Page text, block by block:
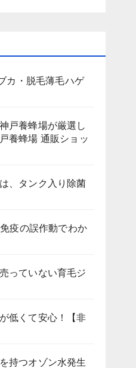
カ・脱毛薄毛ハゲ
戸養蜂場が厳選し
養蜂場 通販ショッ
、タンク入り除菌
疫の誤作動でわか
っていない育毛ジ
低くて安心！【非
持つオゾン水発生